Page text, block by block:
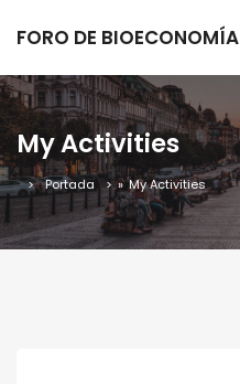
FORO DE BIOECONOMÍA
My Activities
Portada » My Activities